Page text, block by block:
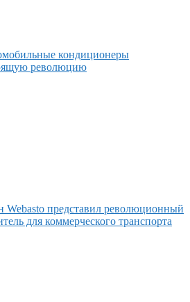
кондиционеры
революцию
Webasto представил революционный
для коммерческого транспорта